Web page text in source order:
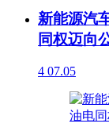
新能源汽
同权迈向
4 07.05